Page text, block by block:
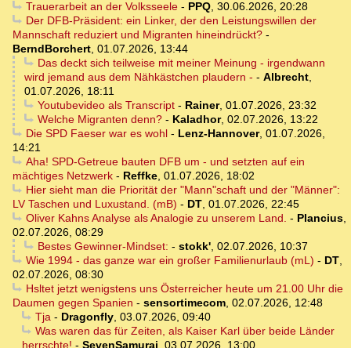
Trauerarbeit an der Volksseele- PPQ, 30.06.2026, 20:28
Der DFB-Präsident: ein Linker, der den Leistungswillen der
Mannschaft reduziert und Migranten hineindrückt? -
BerndBorchert, 01.07.2026, 13:44
Das deckt sich teilweise mit meiner Meinung - irgendwann
wird jemand aus dem Nähkästchen plaudern - - Albrecht,
01.07.2026, 18:11
Youtubevideo als Transcript- Rainer, 01.07.2026, 23:32
Welche Migranten denn?- Kaladhor, 02.07.2026, 13:22
Die SPD Faeser war es wohl- Lenz-Hannover, 01.07.2026,
14:21
Aha! SPD-Getreue bauten DFB um - und setzten auf ein
mächtiges Netzwerk - Reffke, 01.07.2026, 18:02
Hier sieht man die Priorität der "Mann"schaft und der "Männer":
LV Taschen und Luxustand. (mB) - DT, 01.07.2026, 22:45
Oliver Kahns Analyse als Analogie zu unserem Land. - Plancius,
02.07.2026, 08:29
Bestes Gewinner-Mindset: - stokk', 02.07.2026, 10:37
Wie 1994 - das ganze war ein großer Familienurlaub (mL) - DT,
02.07.2026, 08:30
Hsltet jetzt wenigstens uns Österreicher heute um 21.00 Uhr die
Daumen gegen Spanien - sensortimecom, 02.07.2026, 12:48
Tja- Dragonfly, 03.07.2026, 09:40
Was waren das für Zeiten, als Kaiser Karl über beide Länder
herrschte! - SevenSamurai 03.07.2026, 13:00